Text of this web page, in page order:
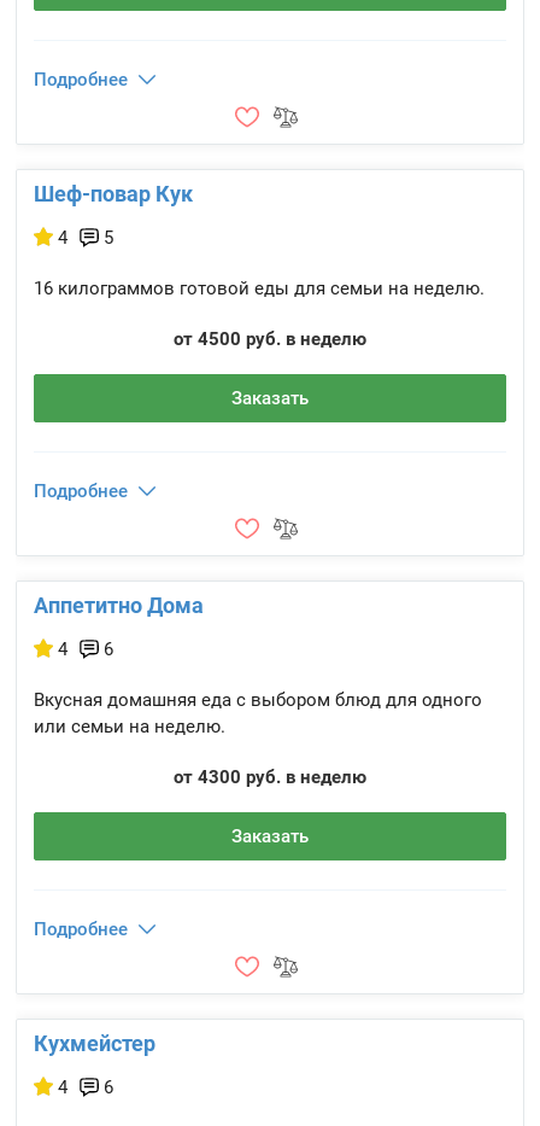
Подробнее
Шеф-повар Кук
4 5
16 килограммов готовой еды для семьи на неделю.
от 4500 руб. в неделю
Заказать
Подробнее
Аппетитно Дома
4 6
Вкусная домашняя еда с выбором блюд для одного
или семьи на неделю.
от 4300 руб. в неделю
Заказать
Подробнее
Кухмейстер
4 6